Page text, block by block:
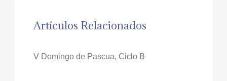
Artículos Relacionados
V Domingo de Pascua, Ciclo B